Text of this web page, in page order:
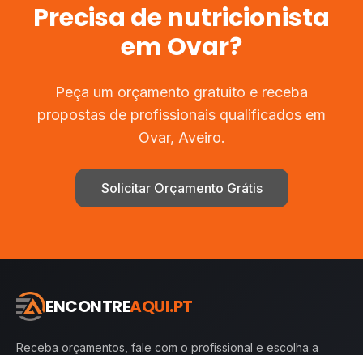
Precisa denutricionista
em Ovar?
Peça um orçamento gratuito e receba
propostas de profissionais qualificados em
Ovar, Aveiro.
Solicitar Orçamento Grátis
ENCONTREAQUI.PT
Receba orçamentos, fale com o profissional e escolha a